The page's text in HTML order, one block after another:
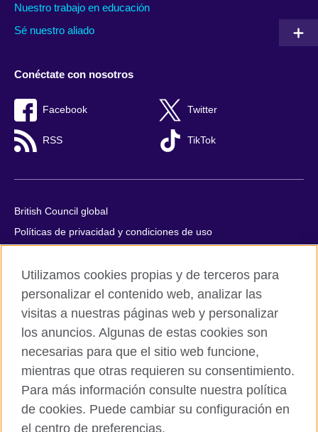
Nuestro trabajo en educación
Sé nuestro aliado
Conéctate con nosotros
Facebook Twitter
RSS TikTok
British Council global
Políticas de privacidad y condiciones de uso
Cookies
Quejas y comentarios
Mapa del sitio
© 2026 British Council
All cultural activities in Mexico are carried out by British Council
Asociados A.C., a not-for-profit entity established to undertake
cultural activities, including the promotion and diffusion of British
culture in Mexico, the fostering of cultural relations and mutual
understanding, the promotion of the English language, and the
Utilizamos cookies propias y de terceros para
personalizar el contenido web, analizar las
visitas a nuestras páginas web y personalizar
los anuncios. Algunas de estas cookies son
necesarias para que el sitio web funcione,
mientras que otras requieren su consentimiento.
Para más información consulte nuestra política
de cookies. Puede cambiar su configuración en
el centro de preferencias.